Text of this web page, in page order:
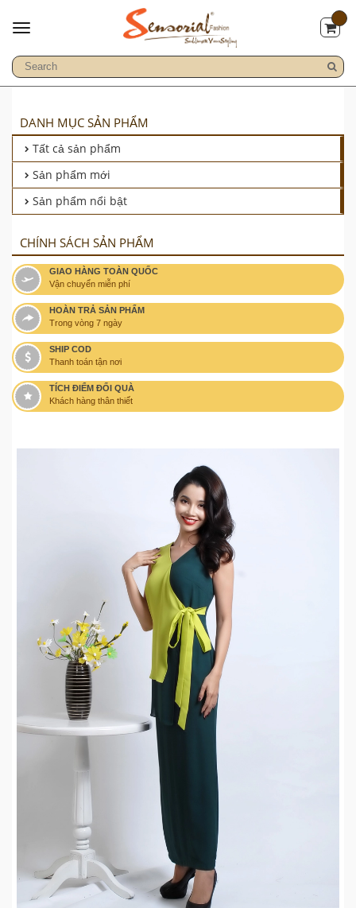
DANH MỤC SẢN PHẨM
Tất cả sản phẩm
Sản phẩm mới
Sản phẩm nổi bật
CHÍNH SÁCH SẢN PHẨM
GIAO HÀNG TOÀN QUỐC
Vận chuyển miễn phí
HOÀN TRẢ SẢN PHẨM
Trong vòng 7 ngày
SHIP COD
Thanh toán tận nơi
TÍCH ĐIỂM ĐỔI QUÀ
Khách hàng thân thiết